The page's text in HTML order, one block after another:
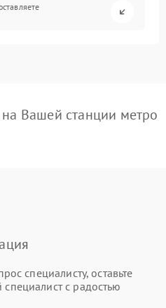
Вашей станции метро
специалисту, оставьте
с радостью